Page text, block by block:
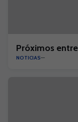
Próximos
NOTICIAS